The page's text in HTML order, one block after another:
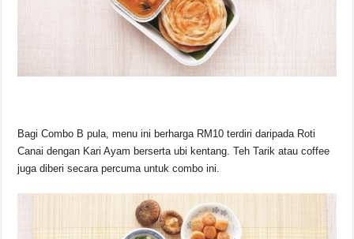
Bagi Combo B pula, menu ini berharga RM10 terdiri daripada Roti
Canai dengan Kari Ayam berserta ubi kentang. Teh Tarik atau coffee
juga diberi secara percuma untuk combo ini.